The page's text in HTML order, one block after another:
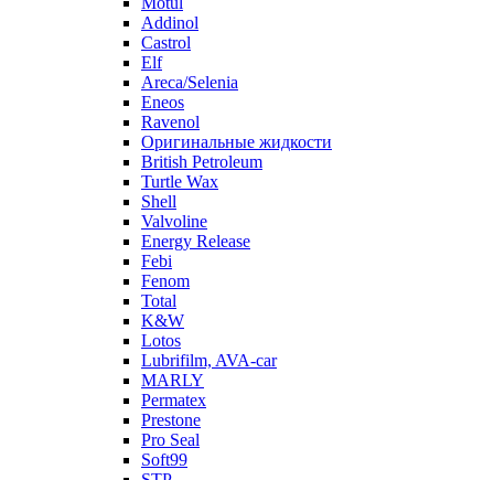
Addinol
Castrol
Elf
Areca/Selenia
Eneos
Ravenol
Оригинальные жидкости
British Petroleum
Turtle Wax
Shell
Valvoline
Energy Release
Febi
Fenom
Total
K&W
Lotos
Lubrifilm, AVA-car
MARLY
Permatex
Prestone
Pro Seal
Soft99